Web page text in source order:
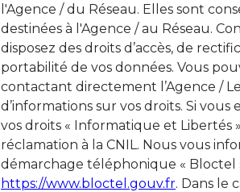
l'Agence / du Réseau. Elles sont
destinées à l'Agence / au Réseau.
disposez des droits d’accès, de
portabilité de vos données. Vous
contactant directement l’Agence /
d’informations sur vos droits. Si
vos droits « Informatique et Libertés
réclamation à la CNIL. Nous vous
démarchage téléphonique « Bloctel
https://www.bloctel.gouv.fr. Dans le